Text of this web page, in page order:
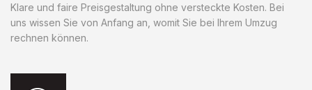
Klare und faire Preisgestaltung ohne versteckte Kosten. Bei
uns wissen Sie von Anfang an, womit Sie bei Ihrem Umzug
rechnen können.